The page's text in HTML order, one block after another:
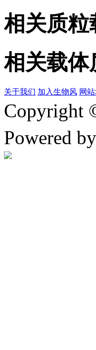
相关质粒
相关载体
关于我们 加入生物风 网
Copyright
Powered